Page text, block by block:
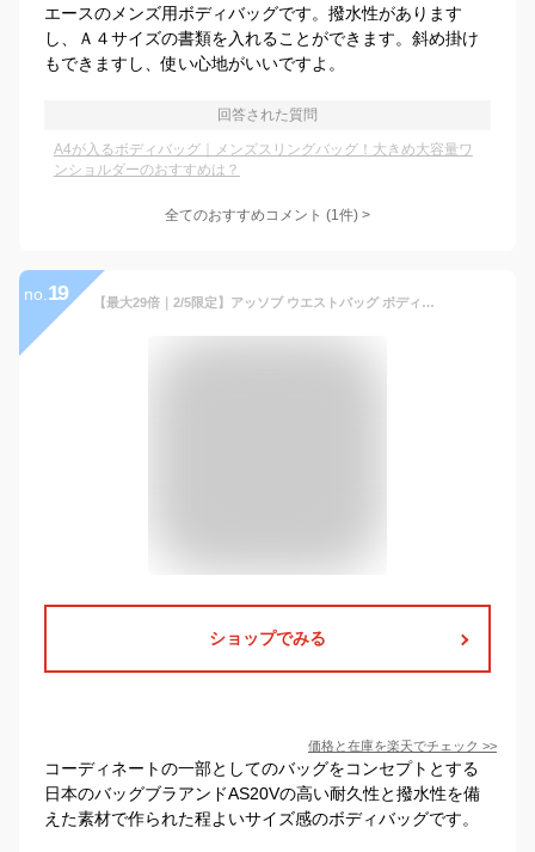
エースのメンズ用ボディバッグです。撥水性があります
し、Ａ４サイズの書類を入れることができます。斜め掛け
もできますし、使い心地がいいですよ。
回答された質問
A4が入るボディバッグ｜メンズスリングバッグ！大きめ大容量ワ
ンショルダーのおすすめは？
全てのおすすめコメント (1件) >
no. 19 【最大29倍｜2/5限定】アッソブ ウエストバッグ ボディバッグ AS2OV CORDURA DOBBY 305D 061402 コーデュラドビー 大容量 A4 メンズ ブランド
ショップでみる
価格と在庫を楽天でチェック >>
コーディネートの一部としてのバッグをコンセプトとする
日本のバッグブラアンドAS20Vの高い耐久性と撥水性を備
えた素材で作られた程よいサイズ感のボディバッグです。